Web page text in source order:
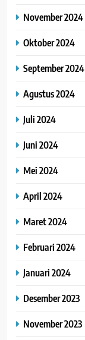
November 2024
Oktober 2024
September 2024
Agustus 2024
Juli 2024
Juni 2024
Mei 2024
April 2024
Maret 2024
Februari 2024
Januari 2024
Desember 2023
November 2023